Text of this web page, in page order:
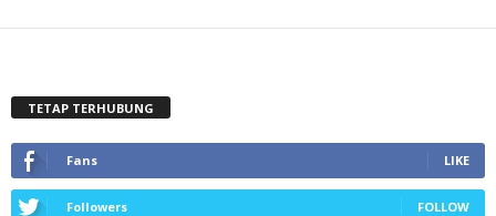
TETAP TERHUBUNG
Fans LIKE
Followers FOLLOW